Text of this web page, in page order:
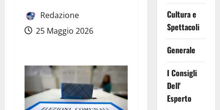
Redazione
25 Maggio 2026
Cultura e
Spettacoli
Generale
I Consigli
Dell'
Esperto